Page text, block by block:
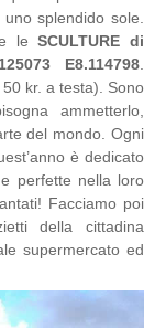
splendido sole.
leSCULTURE di
E8.114798
kr. a testa). Sono
ammetterlo,
del mondo. Ogni
è dedicato
perfette nella loro
Facciamo poi
della cittadina
supermercato ed